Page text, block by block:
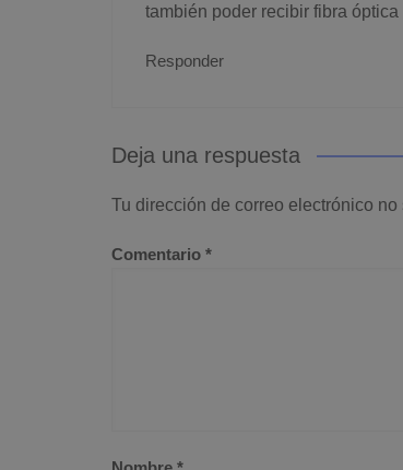
también poder recibir fibra óptica
Responder
Deja una respuesta
Tu dirección de correo electrónico no
Comentario *